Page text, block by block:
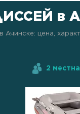
в
цена,
2